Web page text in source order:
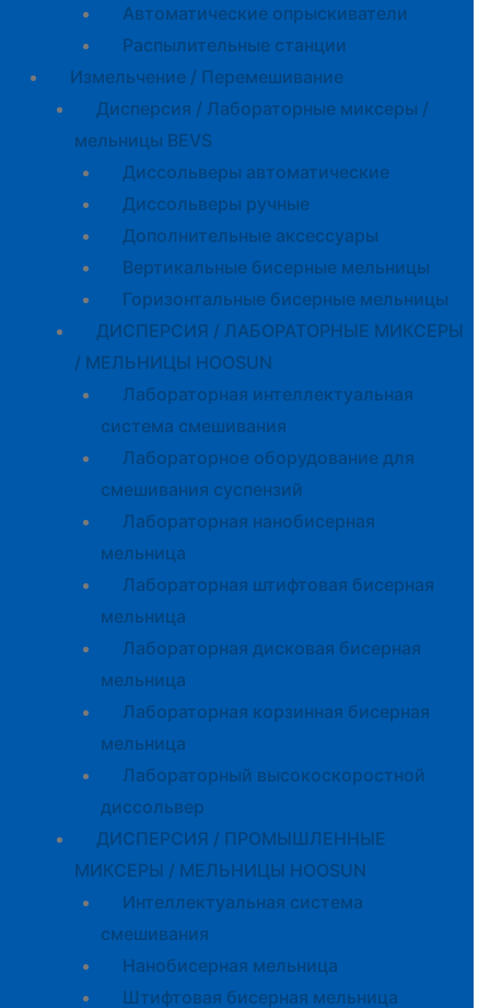
Автоматические опрыскиватели
Распылительные станции
Измельчение / Перемешивание
Дисперсия / Лабораторные миксеры /
мельницы BEVS
Диссольверы автоматические
Диссольверы ручные
Дополнительные аксессуары
Вертикальные бисерные мельницы
Горизонтальные бисерные мельницы
ДИСПЕРСИЯ / ЛАБОРАТОРНЫЕ МИКСЕРЫ
/ МЕЛЬНИЦЫ HOOSUN
Лабораторная интеллектуальная
система смешивания
Лабораторное оборудование для
смешивания суспензий
Лабораторная нанобисерная
мельница
Лабораторная штифтовая бисерная
мельница
Лабораторная дисковая бисерная
мельница
Лабораторная корзинная бисерная
мельница
Лабораторный высокоскоростной
диссольвер
ДИСПЕРСИЯ / ПРОМЫШЛЕННЫЕ
МИКСЕРЫ / МЕЛЬНИЦЫ HOOSUN
Интеллектуальная система
смешивания
Нанобисерная мельница
Штифтовая бисерная мельница